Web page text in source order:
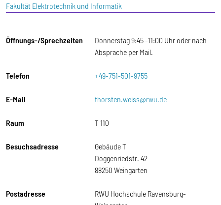
Fakultät Elektrotechnik und Informatik
Öffnungs-/Sprechzeiten
Donnerstag 9:45 -11:00 Uhr oder nach
Absprache per Mail.
Telefon +49-751-501-9755
E-Mail thorsten.weiss@rwu.de
Raum T 110
Besuchsadresse
Gebäude T
Doggenriedstr. 42
88250 Weingarten
Postadresse
RWU Hochschule Ravensburg-